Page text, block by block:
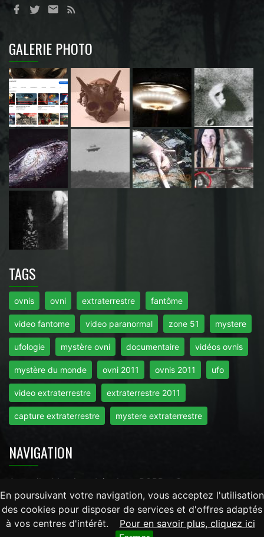
En poursuivant votre navigation, vous acceptez l'utilisation
des cookies pour disposer de services et d'offres adaptés
à vos centres d'intérêt.
Pour en savoir plus, cliquez ici
GALERIE PHOTO
TAGS
ovnis ovni extraterrestre fantôme
video fantome video paranormal zone 51 mystere
ufologie mystère ovni documentaire vidéos ovnis
mystère du monde ovni 2011 ovnis 2011 ufo
video extraterrestre extraterrestre 2011
capture extraterrestre mystere extraterrestre
NAVIGATION
Accueil Mentions Légales RGPD Contact
Tout droits réservés © 2026 - Mysteredumonde.com -